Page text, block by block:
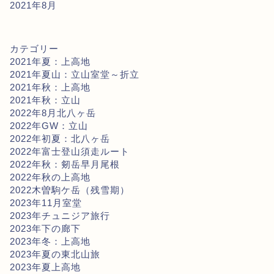
2021年8月
カテゴリー
2021年夏：上高地
2021年夏山：立山室堂～折立
2021年秋：上高地
2021年秋：立山
2022年8月北八ヶ岳
2022年GW：立山
2022年初夏：北八ヶ岳
2022年富士登山須走ルート
2022年秋：剱岳早月尾根
2022年秋の上高地
2022木曽駒ケ岳（残雪期）
2023年11月室堂
2023年チュニジア旅行
2023年下の廊下
2023年冬：上高地
2023年夏の東北山旅
2023年夏上高地